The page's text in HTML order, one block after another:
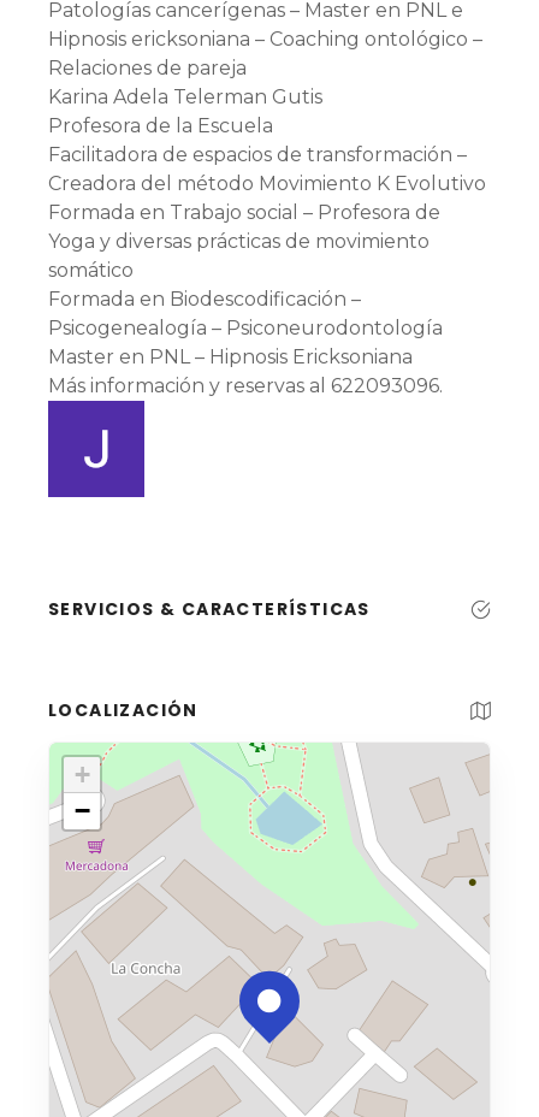
Patologías cancerígenas – Master en PNL e
Hipnosis ericksoniana – Coaching ontológico –
Relaciones de pareja
Karina Adela Telerman Gutis
Profesora de la Escuela
Facilitadora de espacios de transformación –
Creadora del método Movimiento K Evolutivo
Formada en Trabajo social – Profesora de
Yoga y diversas prácticas de movimiento
somático
Formada en Biodescodificación –
Psicogenealogía – Psiconeurodontología
Master en PNL – Hipnosis Ericksoniana
Más información y reservas al 622093096.
SERVICIOS & CARACTERÍSTICAS
LOCALIZACIÓN
+
−